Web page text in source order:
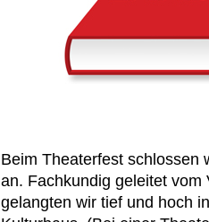
Beim Theaterfest schlossen
an. Fachkundig geleitet
gelangten wir tief und hoch